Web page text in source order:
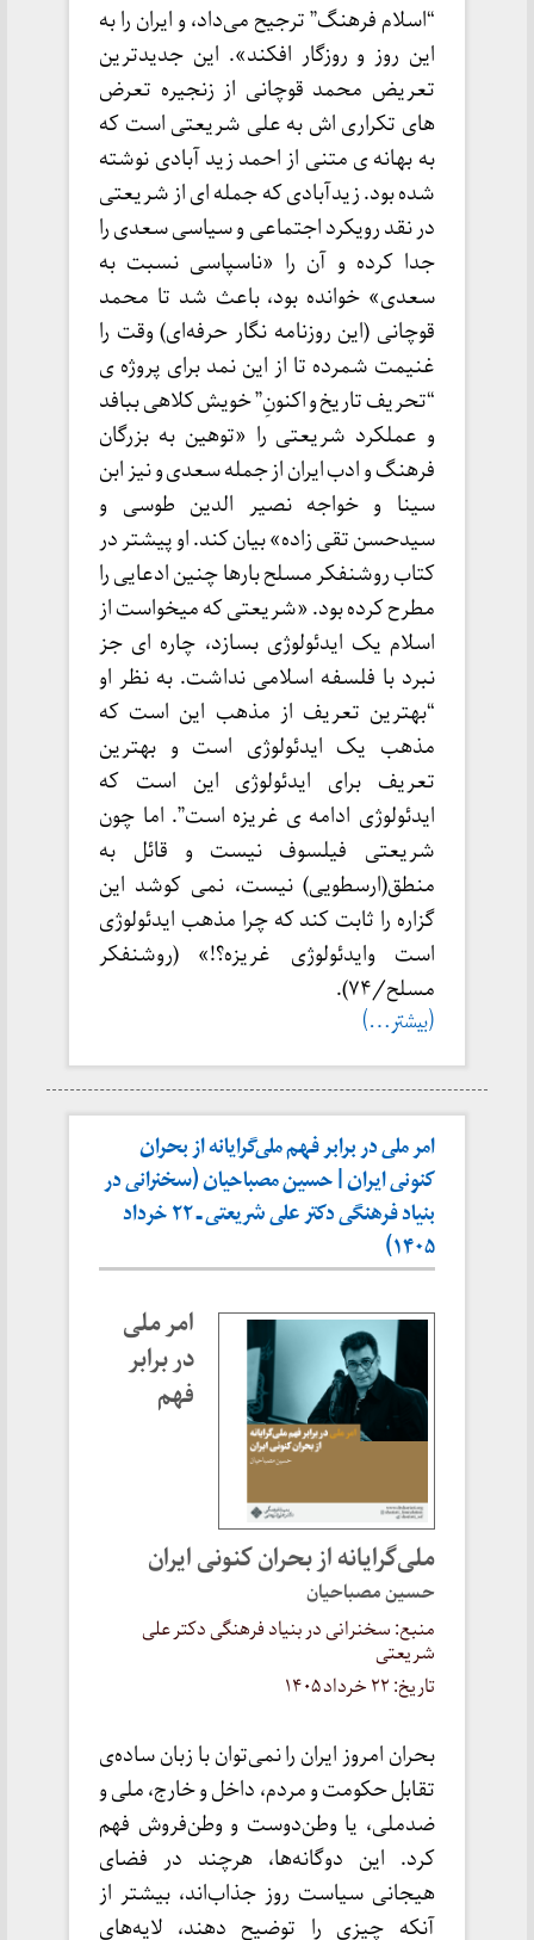
“اسلام فرهنگ” ترجیح می‌داد، و ایران را به
این روز و روزگار افکند». این جدیدترین
تعریض محمد قوچانی از زنجیره تعرض
های تکراری اش به علی شریعتی است که
به بهانه ی متنی از احمد زید آبادی نوشته
شده بود. زیدآبادی که جمله ای از شریعتی
در نقد رویکرد اجتماعی و سیاسی سعدی را
جدا کرده و آن را «ناسپاسی نسبت به
سعدی» خوانده بود، باعث شد تا محمد
قوچانی (این روزنامه نگار حرفه‌ای) وقت را
غنیمت شمرده تا از این نمد برای پروژه ی
“تحریف تاریخ و اکنونِ” خویش کلاهی ببافد
و عملکرد شریعتی را «توهین به بزرگان
فرهنگ و ادب ایران از جمله سعدی و نیز ابن
سینا و خواجه نصیر الدین طوسی و
سیدحسن تقی زاده» بیان کند. او پیشتر در
کتاب روشنفکر مسلح بارها چنین ادعایی را
مطرح کرده بود. «شریعتی که میخواست از
اسلام یک ایدئولوژی بسازد، چاره ای جز
نبرد با فلسفه اسلامی نداشت. به نظر او
“بهترین تعریف از مذهب این است که
مذهب یک ایدئولوژی است و بهترین
تعریف برای ایدئولوژی این است که
ایدئولوژی ادامه ی غریزه است”. اما چون
شریعتی فیلسوف نیست و قائل به
منطق(ارسطویی) نیست، نمی کوشد این
گزاره را ثابت کند که چرا مذهب ایدئولوژی
است وایدئولوژی غریزه؟!» (روشنفکر
مسلح/۷۴).
(بیشتر…)
امر ملی در برابر فهم ملی‌گرایانه از بحران
کنونی ایران | حسین مصباحیان (سخنرانی در
بنیاد فرهنگی دکتر علی شریعتی ـ ۲۲ خرداد
۱۴۰۵)
امر ملی
در برابر
فهم
ملی‌گرایانه از بحران کنونی ایران
حسین مصباحیان
منبع: سخنرانی در بنیاد فرهنگی دکتر علی
شریعتی
تاریخ: ۲۲ خرداد ۱۴۰۵
بحران امروز ایران را نمی‌توان با زبان ساده‌ی
تقابل حکومت و مردم، داخل و خارج، ملی و
ضدملی، یا وطن‌دوست و وطن‌فروش فهم
کرد. این دوگانه‌ها، هرچند در فضای
هیجانی سیاست روز جذاب‌اند، بیشتر از
آنکه چیزی را توضیح دهند، لایه‌های